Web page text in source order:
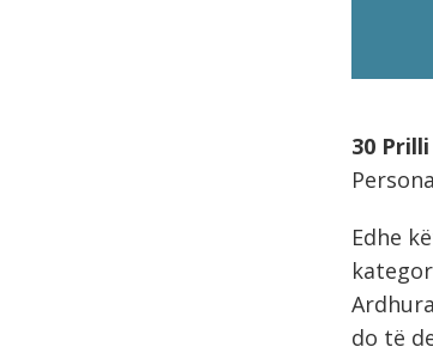
30 Prilli
Edhe
do të